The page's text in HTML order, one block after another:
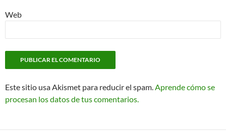
Web
Este sitio usa Akismet para reducir el spam.Aprende cómo se
procesan los datos de tus comentarios.